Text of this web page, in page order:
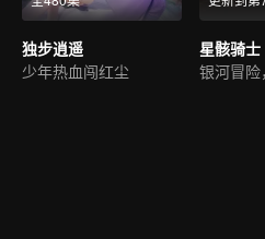
独步逍遥
少年热血闯红尘
星骸骑士
银河冒险